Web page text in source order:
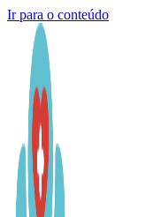
Ir para o conteúdo